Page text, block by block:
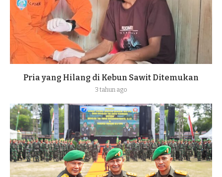
Pria yang Hilang di Kebun Sawit Ditemukan
3 tahun ago